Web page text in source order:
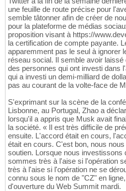
une feuille de route précise pour
semble tâtonner afin de créer de
pour la plateforme de médias
proposition visant à https://
la certification de compte payante.
apparemment pas le seul à ignorer
réseau social. Il semble avoir
des personnes qui ont investi dans
qui a investi un demi-milliard de
pas au courant de la volte-face de
S'exprimant sur la scène de la
Lisbonne, au Portugal, Zhao a
lorsqu'il a appris que Musk avait
la société. « Il est très difficile de
ensuite. L'accord était en cours,
était en cours. C'est bon, nous
soutien. Lorsque nous investissons
sommes très à l'aise si l'opération
très à l'aise si l'opération ne se
connu sous le nom de "CZ" en
d'ouverture du Web Summit mardi.